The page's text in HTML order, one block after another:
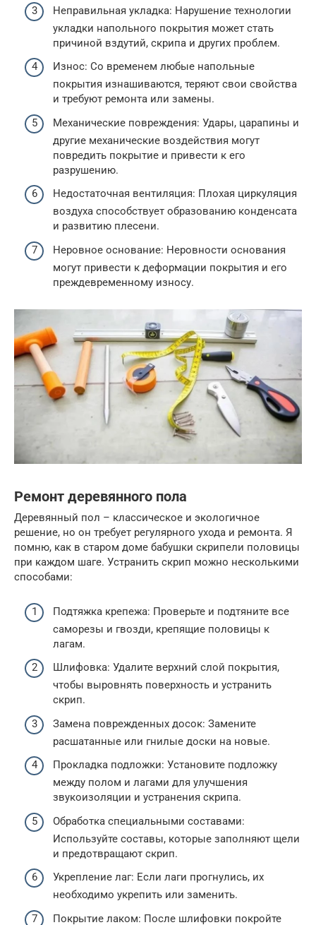
Неправильная укладка: Нарушение технологии
укладки напольного покрытия может стать
причиной вздутий, скрипа и других проблем.
Износ: Со временем любые напольные
покрытия изнашиваются, теряют свои свойства
и требуют ремонта или замены.
Механические повреждения: Удары, царапины и
другие механические воздействия могут
повредить покрытие и привести к его
разрушению.
Недостаточная вентиляция: Плохая циркуляция
воздуха способствует образованию конденсата
и развитию плесени.
Неровное основание: Неровности основания
могут привести к деформации покрытия и его
преждевременному износу.
Ремонт деревянного пола
Деревянный пол – классическое и экологичное
решение, но он требует регулярного ухода и ремонта. Я
помню, как в старом доме бабушки скрипели половицы
при каждом шаге. Устранить скрип можно несколькими
способами:
Подтяжка крепежа: Проверьте и подтяните все
саморезы и гвозди, крепящие половицы к
лагам.
Шлифовка: Удалите верхний слой покрытия,
чтобы выровнять поверхность и устранить
скрип.
Замена поврежденных досок: Замените
расшатанные или гнилые доски на новые.
Прокладка подложки: Установите подложку
между полом и лагами для улучшения
звукоизоляции и устранения скрипа.
Обработка специальными составами:
Используйте составы, которые заполняют щели
и предотвращают скрип.
Укрепление лаг: Если лаги прогнулись, их
необходимо укрепить или заменить.
Покрытие лаком: После шлифовки покройте